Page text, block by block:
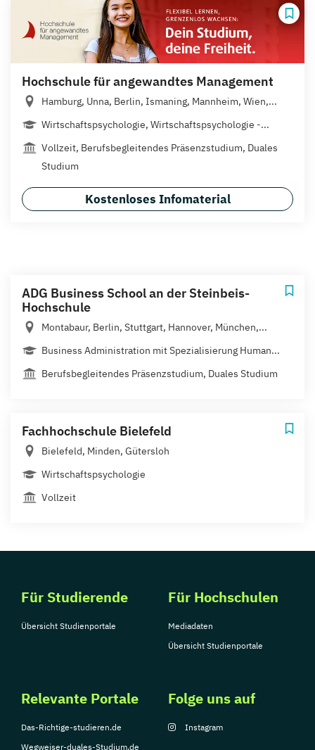
Hochschule für angewandtes Management
Hamburg, Unna, Berlin, Ismaning, Mannheim, Wien,...
Wirtschaftspsychologie, Wirtschaftspsychologie -...
Vollzeit, Berufsbegleitendes Präsenzstudium, Duales
Studium
Kostenloses Infomaterial
ADG Business School an der Steinbeis-
Hochschule
Montabaur, Berlin, Stuttgart, Hannover, München,...
Business Administration mit Spezialisierung Human...
Berufsbegleitendes Präsenzstudium, Duales Studium
Fachhochschule Bielefeld
Bielefeld, Minden, Gütersloh
Wirtschaftspsychologie
Vollzeit
Für Studierende
Übersicht Studienportale
Für Hochschulen
Mediadaten
Übersicht Studienportale
Relevante Portale
Das-Richtige-studieren.de
Wegweiser-duales-Studium.de
Folge uns auf
Instagram